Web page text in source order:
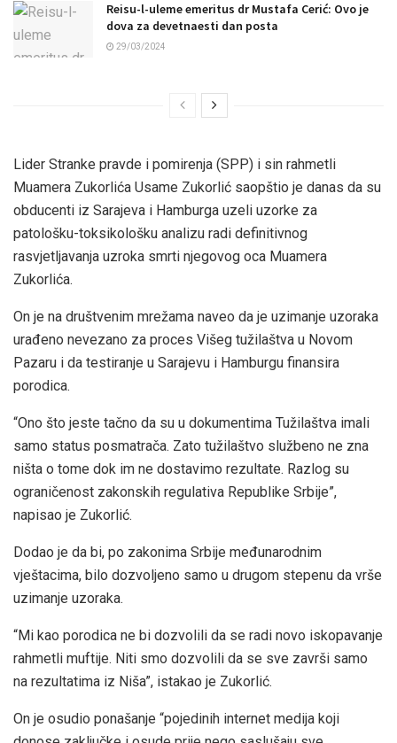
Reisu-l-uleme emeritus dr Mustafa Cerić: Ovo je
dova za devetnaesti dan posta
29/03/2024
Lider Stranke pravde i pomirenja (SPP) i sin rahmetli
Muamera Zukorlića Usame Zukorlić saopštio je danas da su
obducenti iz Sarajeva i Hamburga uzeli uzorke za
patološku-toksikološku analizu radi definitivnog
rasvjetljavanja uzroka smrti njegovog oca Muamera
Zukorlića.
On je na društvenim mrežama naveo da je uzimanje uzoraka
urađeno nevezano za proces Višeg tužilaštva u Novom
Pazaru i da testiranje u Sarajevu i Hamburgu finansira
porodica.
“Ono što jeste tačno da su u dokumentima Tužilaštva imali
samo status posmatrača. Zato tužilaštvo službeno ne zna
ništa o tome dok im ne dostavimo rezultate. Razlog su
ograničenost zakonskih regulativa Republike Srbije”,
napisao je Zukorlić.
Dodao je da bi, po zakonima Srbije međunarodnim
vještacima, bilo dozvoljeno samo u drugom stepenu da vrše
uzimanje uzoraka.
“Mi kao porodica ne bi dozvolili da se radi novo iskopavanje
rahmetli muftije. Niti smo dozvolili da se sve završi samo
na rezultatima iz Niša”, istakao je Zukorlić.
On je osudio ponašanje “pojedinih internet medija koji